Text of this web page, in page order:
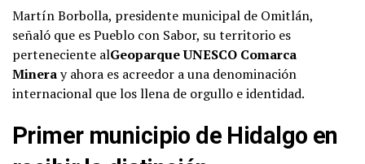
Martín Borbolla, presidente municipal de Omitlán,
señaló que es Pueblo con Sabor, su territorio es
perteneciente alGeoparque UNESCO Comarca
Mineray ahora es acreedor a una denominación
internacional que los llena de orgullo e identidad.
Primer municipio de Hidalgo en